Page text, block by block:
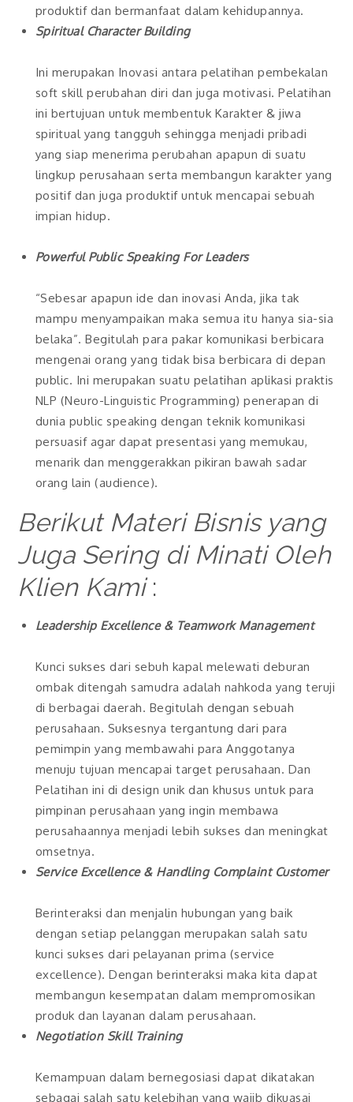
produktif dan bermanfaat dalam kehidupannya.
Spiritual Character Building
Ini merupakan Inovasi antara pelatihan pembekalan
soft skill perubahan diri dan juga motivasi. Pelatihan
ini bertujuan untuk membentuk Karakter & jiwa
spiritual yang tangguh sehingga menjadi pribadi
yang siap menerima perubahan apapun di suatu
lingkup perusahaan serta membangun karakter yang
positif dan juga produktif untuk mencapai sebuah
impian hidup.
Powerful Public Speaking For Leaders
“Sebesar apapun ide dan inovasi Anda, jika tak
mampu menyampaikan maka semua itu hanya sia-sia
belaka”. Begitulah para pakar komunikasi berbicara
mengenai orang yang tidak bisa berbicara di depan
public. Ini merupakan suatu pelatihan aplikasi praktis
NLP (Neuro-Linguistic Programming) penerapan di
dunia public speaking dengan teknik komunikasi
persuasif agar dapat presentasi yang memukau,
menarik dan menggerakkan pikiran bawah sadar
orang lain (audience).
Berikut Materi Bisnis yang
Juga Sering di Minati Oleh
Klien Kami:
Leadership Excellence & Teamwork Management
Kunci sukses dari sebuh kapal melewati deburan
ombak ditengah samudra adalah nahkoda yang teruji
di berbagai daerah. Begitulah dengan sebuah
perusahaan. Suksesnya tergantung dari para
pemimpin yang membawahi para Anggotanya
menuju tujuan mencapai target perusahaan. Dan
Pelatihan ini di design unik dan khusus untuk para
pimpinan perusahaan yang ingin membawa
perusahaannya menjadi lebih sukses dan meningkat
omsetnya.
Service Excellence & Handling Complaint Customer
Berinteraksi dan menjalin hubungan yang baik
dengan setiap pelanggan merupakan salah satu
kunci sukses dari pelayanan prima (service
excellence). Dengan berinteraksi maka kita dapat
membangun kesempatan dalam mempromosikan
produk dan layanan dalam perusahaan.
Negotiation Skill Training
Kemampuan dalam bernegosiasi dapat dikatakan
sebagai salah satu kelebihan yang wajib dikuasai